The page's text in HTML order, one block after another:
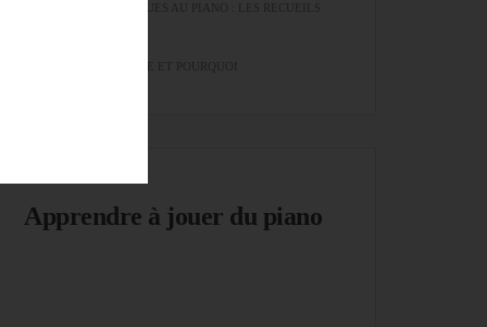
EXERCICES TECHNIQUES AU PIANO : LES RECUEILS
QUE JE RECOMMANDE ET POURQUOI
Apprendre à jouer du piano